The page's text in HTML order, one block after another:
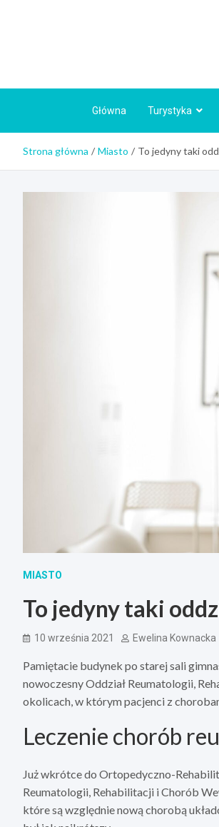
Główna Turystyka
Strona główna Miasto To jedyny taki
MIASTO
To jedyny taki
10 września 2021 Ewelina Kownacka
Pamiętacie budynek po starej sali
nowoczesny Oddział Reumatologii,
okolicach, w którym pacjenci z
Leczenie chorób
Już wkrótce do Ortopedyczno-
Reumatologii, Rehabilitacji i Chorób
które są względnie nową chorobą